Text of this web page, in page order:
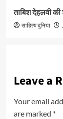
ताबिश देहलवी की
साहित्य दुनिया
Leave a
Your email
are marked *